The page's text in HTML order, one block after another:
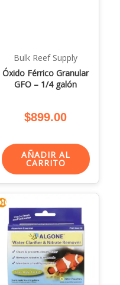
Bulk Reef Supply
Óxido Férrico Granular
GFO – 1/4 galón
$899.00
AÑADIR AL
CARRITO